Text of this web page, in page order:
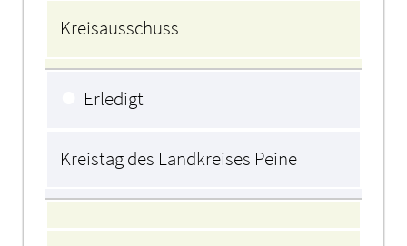
Kreisausschuss
Erledigt
Kreistag des Landkreises Peine